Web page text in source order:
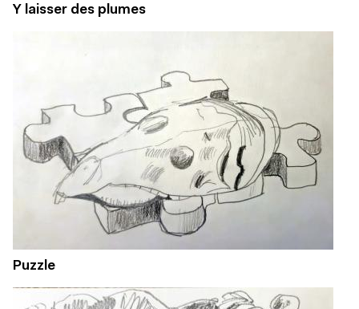
Y laisser des plumes
Puzzle